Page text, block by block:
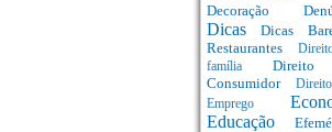
Decoração
DicasDicas
Restaurantes
família
Consumidor
Emprego
Educação